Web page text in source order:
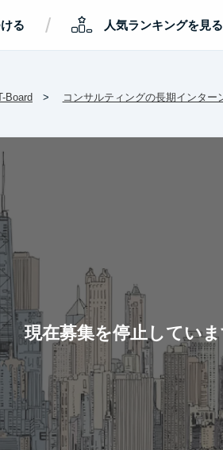
る / 人気ランキングを見る
Board コンサルティングの長期インター
現在募集を停止してい